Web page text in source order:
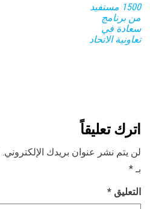
1500 مستفيد
من برنامج
سعادة في
تعاونية الاتحاد
اترك تعليقاً
لن يتم نشر عنوان بريدك الإلكتروني.
بـ*
التعليق *